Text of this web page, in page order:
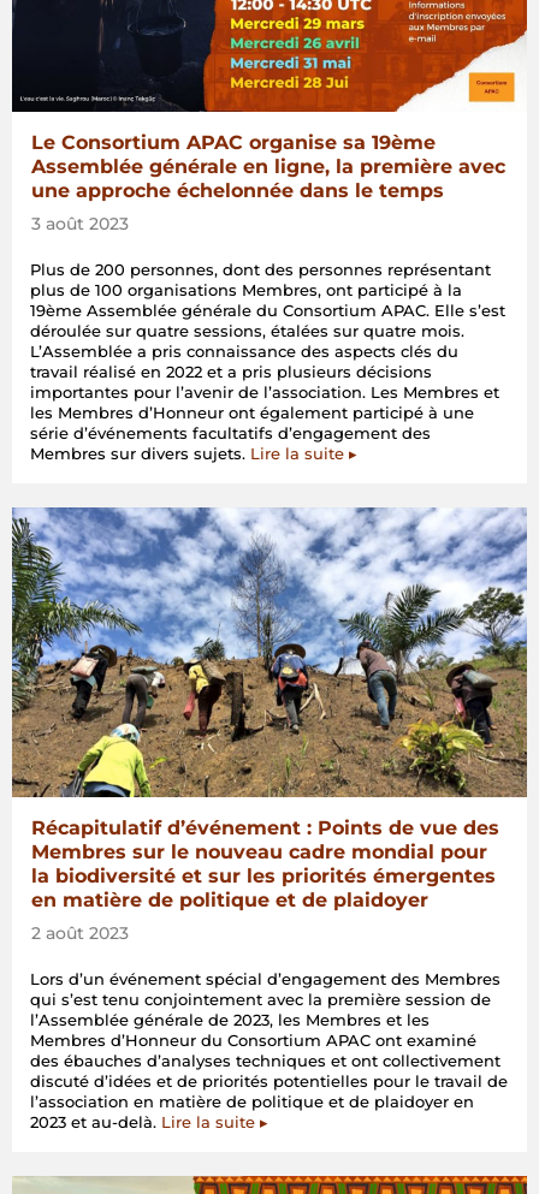
Le Consortium APAC organise sa 19ème
Assemblée générale en ligne, la première avec
une approche échelonnée dans le temps
3 août 2023
Plus de 200 personnes, dont des personnes représentant
plus de 100 organisations Membres, ont participé à la
19ème Assemblée générale du Consortium APAC. Elle s’est
déroulée sur quatre sessions, étalées sur quatre mois.
L’Assemblée a pris connaissance des aspects clés du
travail réalisé en 2022 et a pris plusieurs décisions
importantes pour l’avenir de l’association. Les Membres et
les Membres d’Honneur ont également participé à une
série d’événements facultatifs d’engagement des
Membres sur divers sujets. Lire la suite ▸
Récapitulatif d’événement : Points de vue des
Membres sur le nouveau cadre mondial pour
la biodiversité et sur les priorités émergentes
en matière de politique et de plaidoyer
2 août 2023
Lors d’un événement spécial d’engagement des Membres
qui s’est tenu conjointement avec la première session de
l’Assemblée générale de 2023, les Membres et les
Membres d’Honneur du Consortium APAC ont examiné
des ébauches d’analyses techniques et ont collectivement
discuté d’idées et de priorités potentielles pour le travail de
l’association en matière de politique et de plaidoyer en
2023 et au-delà. Lire la suite ▸